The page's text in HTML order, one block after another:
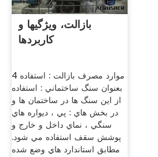
بازالت، ویژگیها و
کاربردها
4 موارد مصرف بازالت : استفاده
بعنوان سنگ ساختماني : استفاده
از اين سنگ ها در ساختمان ها و
در بخش هاي : پي ، ديواره هاي
سنگي ، نماي داخل و خارج و
پوشش سقف استفاده مي شود.
مطابق استاندارد هاي وضع شده